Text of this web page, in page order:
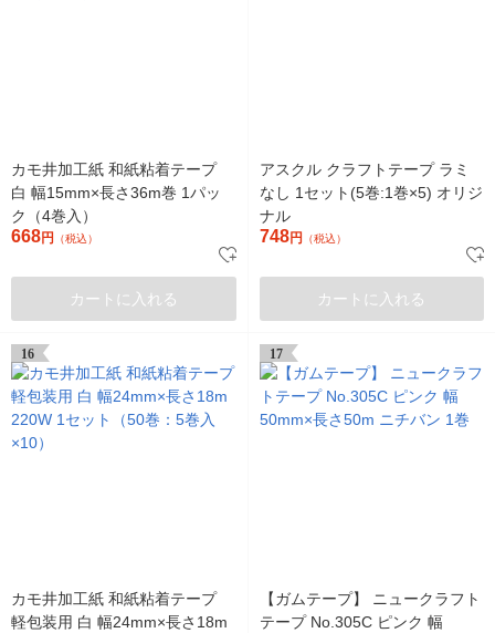
カモ井加工紙 和紙粘着テープ
白 幅15mm×長さ36m巻 1パッ
ク（4巻入）
668円 （税込）
カートに入れる
アスクル クラフトテープ ラミ
なし 1セット(5巻:1巻×5) オリジ
ナル
748円 （税込）
カートに入れる
16
カモ井加工紙 和紙粘着テープ
軽包装用 白 幅24mm×長さ18m
17
【ガムテープ】 ニュークラフト
テープ No.305C ピンク 幅